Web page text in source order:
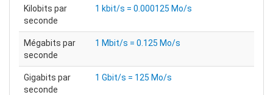
Kilobits par
seconde
1 kbit/s = 0.000125 Mo/s
Mégabits par
seconde
1 Mbit/s = 0.125 Mo/s
Gigabits par
seconde
1 Gbit/s = 125 Mo/s